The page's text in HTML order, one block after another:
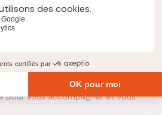
remboursement de la Sécurité
est élevé, meilleur sera votre
pas à utliser notre comparateur
de cette page) pour obtenir
de besoin, nos experts seront
pour vous accompagner et vous